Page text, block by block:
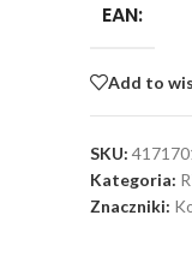
EAN:
Add to
SKU:
Kategoria:
Znaczniki: